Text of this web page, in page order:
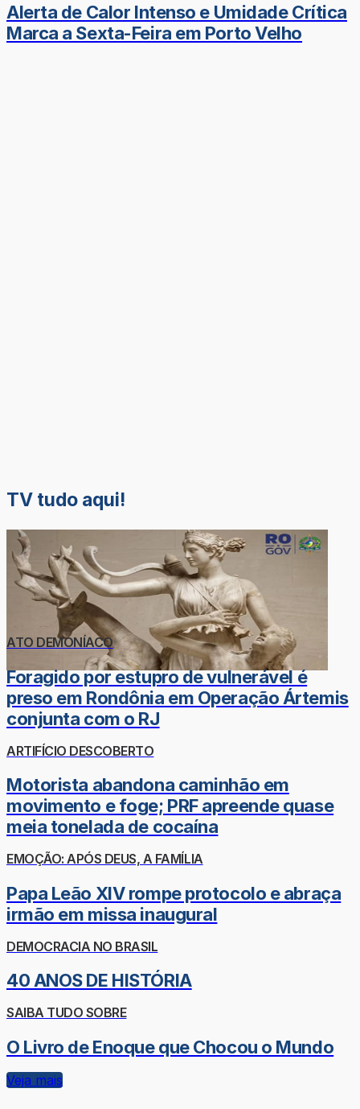
Alerta de Calor Intenso e Umidade Crítica
Marca a Sexta-Feira em Porto Velho
TV tudo aqui!
ATO DEMONÍACO
Foragido por estupro de vulnerável é
preso em Rondônia em Operação Ártemis
conjunta com o RJ
ARTIFÍCIO DESCOBERTO
Motorista abandona caminhão em
movimento e foge; PRF apreende quase
meia tonelada de cocaína
EMOÇÃO: APÓS DEUS, A FAMÍLIA
Papa Leão XIV rompe protocolo e abraça
irmão em missa inaugural
DEMOCRACIA NO BRASIL
40 ANOS DE HISTÓRIA
SAIBA TUDO SOBRE
O Livro de Enoque que Chocou o Mundo
Veja mais